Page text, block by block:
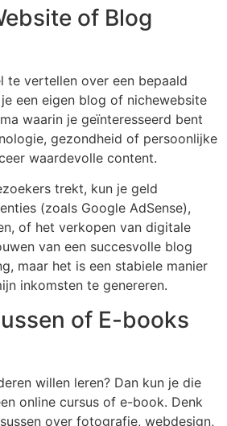
of Blog
te vertellen over een bepaald
een eigen blog of nichewebsite
waarin je geïnteresseerd bent
gezondheid of persoonlijke
waardevolle content.
trekt, kun je geld
(zoals Google AdSense),
of het verkopen van digitale
van een succesvolle blog
maar het is een stabiele manier
inkomsten te genereren.
of E-books
willen leren? Dan kun je die
online cursus of e-book. Denk
over fotografie, webdesign,